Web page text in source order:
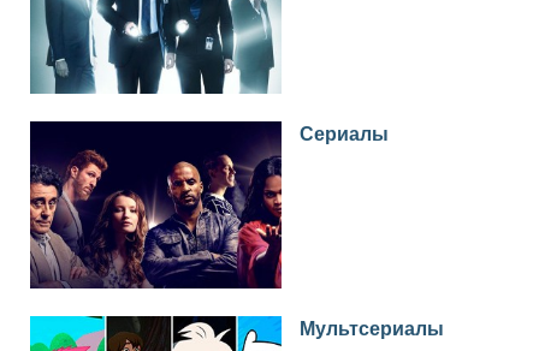
Сериалы
Мультсериалы